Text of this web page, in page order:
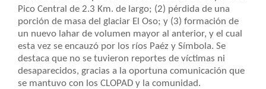
Pico Central de 2.3 Km. de largo; (2) pérdida de una
porción de masa del glaciar El Oso; y (3) formación de
un nuevo lahar de volumen mayor al anterior, y el cual
esta vez se encauzó por los ríos Paéz y Símbola. Se
destaca que no se tuvieron reportes de víctimas ni
desaparecidos, gracias a la oportuna comunicación que
se mantuvo con los CLOPAD y la comunidad.